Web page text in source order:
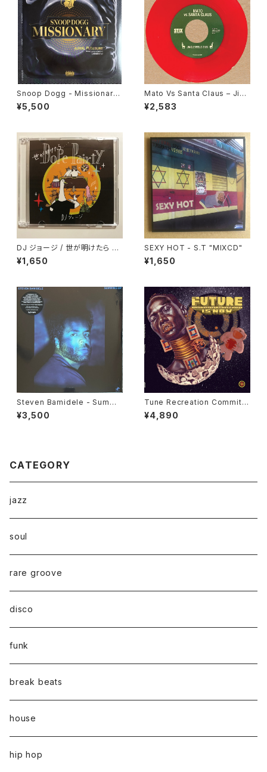
Snoop Dogg - Missionary
"LP"
¥5,500
Mato Vs Santa Claus – Jing
le Bells Dub / Sleigh Ride
Dub "7"
¥2,583
DJ ジョージ / 世が明けたら D
ope Pairty
¥1,650
SEXY HOT - S.T "MIXCD"
¥1,650
Steven Bamidele - Summi
ng Up "LP"
¥3,500
Tune Recreation Committe
e - The Future Is Now "LP"
¥4,890
CATEGORY
jazz
soul
rare groove
disco
funk
break beats
house
hip hop